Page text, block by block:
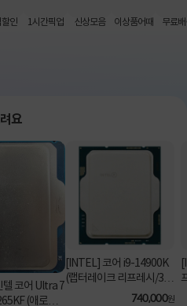
할인 1시간픽업 신상모음 이상품어때 무료
요
텔 코어 Ultra 7
(애로우
[INTEL] 코어 i9-14900K
(랩터레이크 리프레시/3.2
GHz/36MB/쿨러 미포함)
740,000원